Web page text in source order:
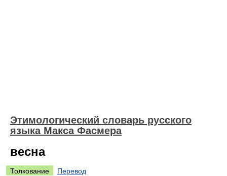
Этимологический словарь русского
языка Макса Фасмера
весна
Толкование
Перевод